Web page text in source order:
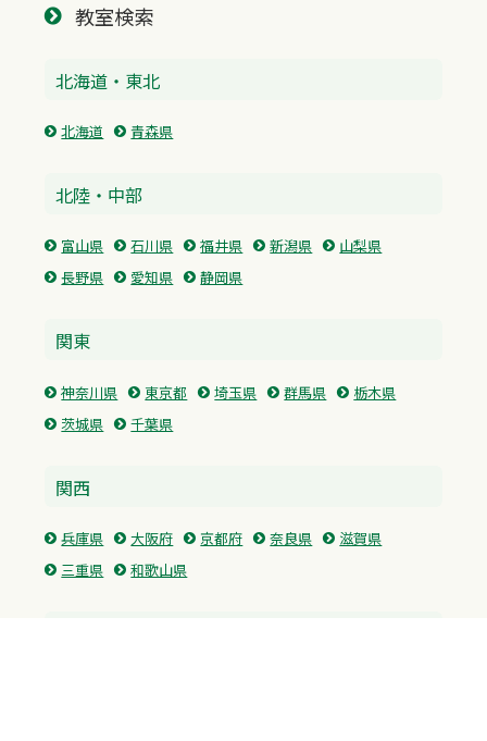
教室検索
北海道・東北
北海道 青森県
北陸・中部
富山県 石川県 福井県 新潟県
山梨県
長野県
愛知県 静岡県
関東
神奈川県 東京都 埼玉県 群馬県
栃木県
茨城県
千葉県
関西
兵庫県 大阪府 京都府 奈良県
滋賀県
三重県
和歌山県